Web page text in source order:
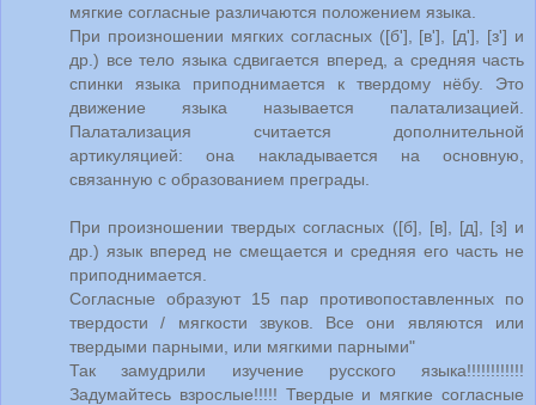
мягкие согласные различаются положением языка.
При произношении мягких согласных ([б'], [в'], [д'], [з'] и
др.) все тело языка сдвигается вперед, а средняя часть
спинки языка приподнимается к твердому нёбу. Это
движение языка называется палатализацией.
Палатализация считается дополнительной
артикуляцией: она накладывается на основную,
связанную с образованием преграды.
При произношении твердых согласных ([б], [в], [д], [з] и
др.) язык вперед не смещается и средняя его часть не
приподнимается.
Согласные образуют 15 пар противопоставленных по
твердости / мягкости звуков. Все они являются или
твердыми парными, или мягкими парными"
Так замудрили изучение русского языка!!!!!!!!!!!!
Задумайтесь взрослые!!!!! Твердые и мягкие согласные